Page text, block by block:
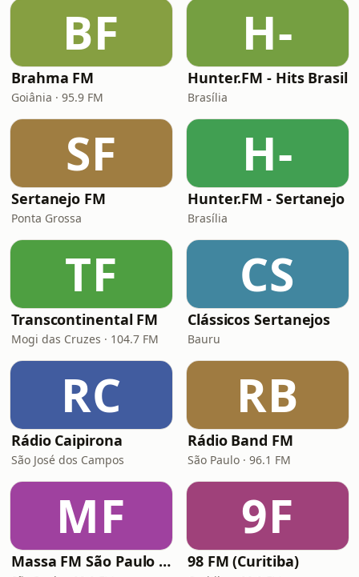
BF
Brahma FM
Goiânia · 95.9 FM
H-
Hunter.FM - Hits Brasil
Brasília
SF
Sertanejo FM
Ponta Grossa
H-
Hunter.FM - Sertanejo
Brasília
TF
Transcontinental FM
Mogi das Cruzes · 104.7 FM
CS
Clássicos Sertanejos
Bauru
RC
Rádio Caipirona
São José dos Campos
RB
Rádio Band FM
São Paulo · 96.1 FM
MF
Massa FM São Paulo 92.9
9F
98 FM (Curitiba)